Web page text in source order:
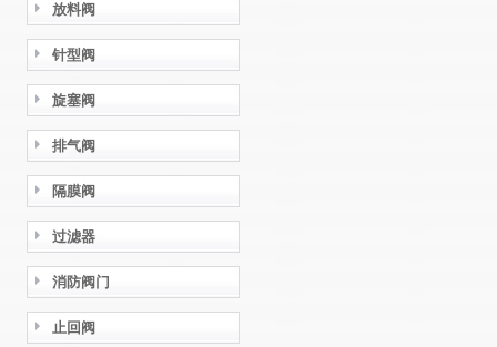
放料阀
针型阀
旋塞阀
排气阀
隔膜阀
过滤器
消防阀门
止回阀